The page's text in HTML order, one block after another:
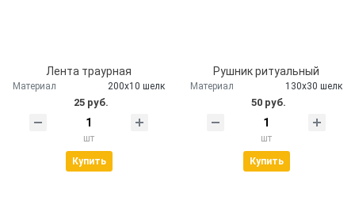
Лента траурная
Материал 200х10 шелк
25 руб.
шт
Купить
Рушник ритуальный
Материал 130х30 шелк
50 руб.
шт
Купить